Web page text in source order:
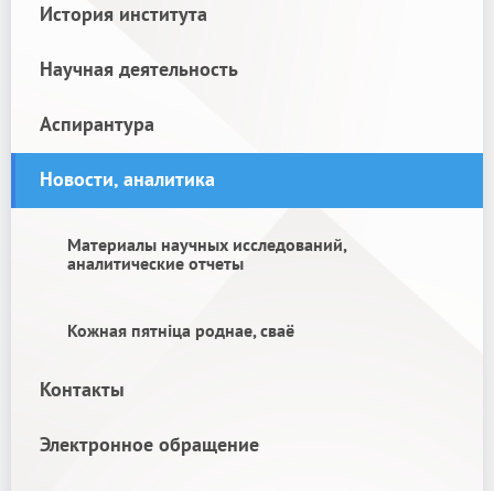
История института
Научная деятельность
Аспирантура
Новости, аналитика
Материалы научных исследований,
аналитические отчеты
Кожная пятніца роднае, сваё
Контакты
Электронное обращение